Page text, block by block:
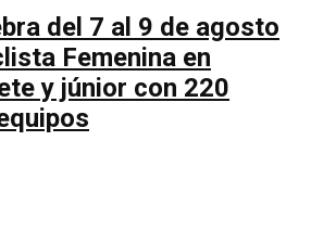
del 7 al 9 de agosto
Femenina en
y júnior con 220